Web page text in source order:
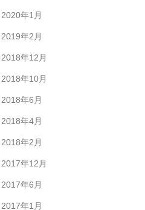
2020年1月
2019年2月
2018年12月
2018年10月
2018年6月
2018年4月
2018年2月
2017年12月
2017年6月
2017年1月